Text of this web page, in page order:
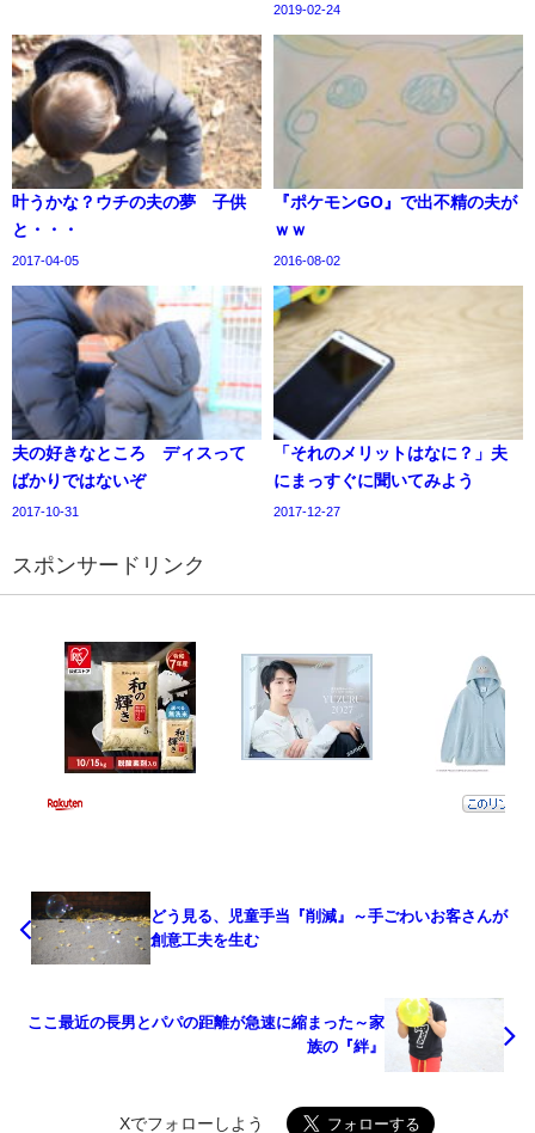
2019-02-24
叶うかな？ウチの夫の夢 子供
と・・・
2017-04-05
『ポケモンGO』で出不精の夫が
ｗｗ
2016-08-02
夫の好きなところ ディスって
ばかりではないぞ
2017-10-31
「それのメリットはなに？」夫
にまっすぐに聞いてみよう
2017-12-27
スポンサードリンク
どう見る、児童手当『削減』～手ごわいお客さんが
創意工夫を生む
ここ最近の長男とパパの距離が急速に縮まった～家
族の『絆』
Xでフォローしよう